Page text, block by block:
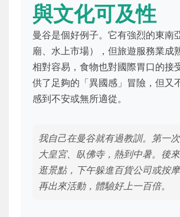
與文化可及性
曼谷是個好例子。它有強烈的東南
廟、水上市場），但旅遊服務業成
相對容易，食物也對國際胃口的接
供了足夠的「異國感」冒險，但又
感到不安或無所適從。
我自己在曼谷就有過教訓。第一
大皇宮、臥佛寺，熱到中暑。後
逛景點，下午躲進百貨公司或按
再出來活動，體驗好上一百倍。